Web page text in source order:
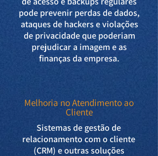
pode prevenir perdas de dados,
ataques de hackers e violações
de privacidade que poderiam
prejudicar a imagem e as
finanças da empresa.
Melhoria no Atendimento ao
Cliente
Sistemas de gestão de
relacionamento com o cliente
(CRM) e outras soluções